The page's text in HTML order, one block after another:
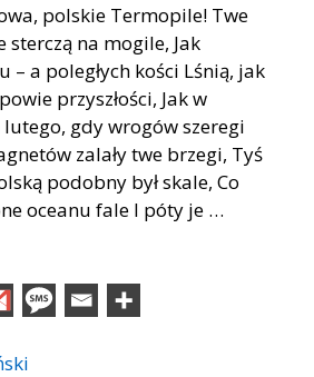
polskie Termopile! Twe
sterczą na mogile, Jak
a poległych kości Lśnią, jak
przyszłości, Jak w
gdy wrogów szeregi
zalały twe brzegi, Tyś
podobny był skale, Co
oceanu fale I póty je …